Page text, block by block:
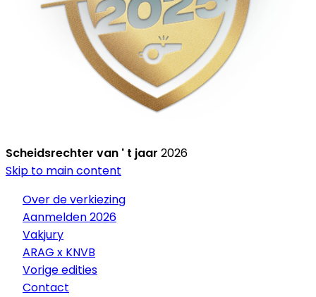
Scheidsrechter van ' t jaar 2026
Skip to main content
Over de verkiezing
Aanmelden 2026
Vakjury
ARAG x KNVB
Vorige edities
Contact